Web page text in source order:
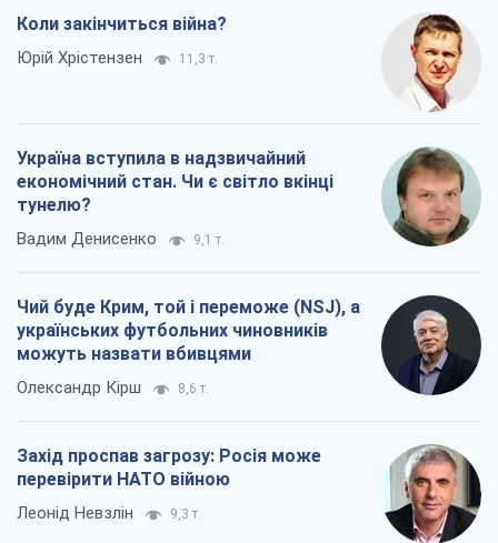
Коли закінчиться війна?
Юрій Хрістензен 11,3 т.
Україна вступила в надзвичайний
економічний стан. Чи є світло вкінці
тунелю?
Вадим Денисенко 9,1 т.
Чий буде Крим, той і переможе (NSJ), а
українських футбольних чиновників
можуть назвати вбивцями
Олександр Кірш 8,6 т.
Захід проспав загрозу: Росія може
перевірити НАТО війною
Леонід Невзлін 9,3 т.